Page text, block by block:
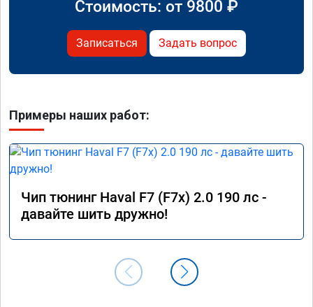
Стоимость: от 9800 ₽
Записаться Задать вопрос
Примеры наших работ:
Чип тюнинг Haval F7 (F7x) 2.0 190 лс -
давайте шить дружно!